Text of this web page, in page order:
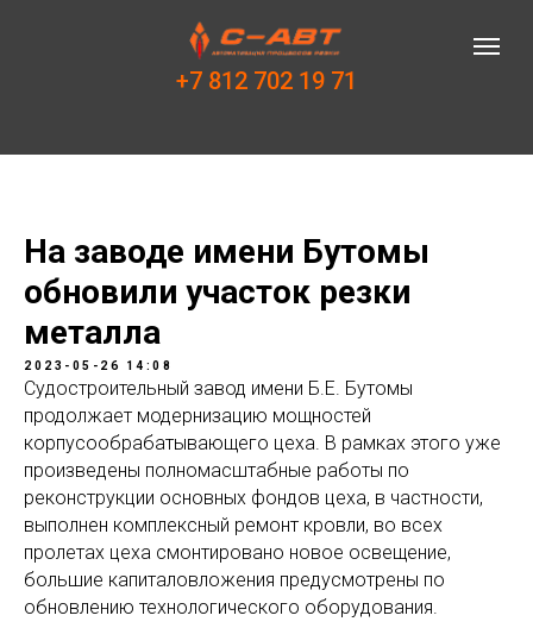
+7 812 702 19 71
На заводе имени Бутомы
обновили участок резки
металла
2023-05-26 14:08
Судостроительный завод имени Б.Е. Бутомы
продолжает модернизацию мощностей
корпусообрабатывающего цеха. В рамках этого уже
произведены полномасштабные работы по
реконструкции основных фондов цеха, в частности,
выполнен комплексный ремонт кровли, во всех
пролетах цеха смонтировано новое освещение,
большие капиталовложения предусмотрены по
обновлению технологического оборудования.